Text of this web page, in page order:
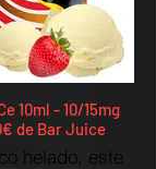
10ml - 10/15mg
de Bar Juice
helado, este